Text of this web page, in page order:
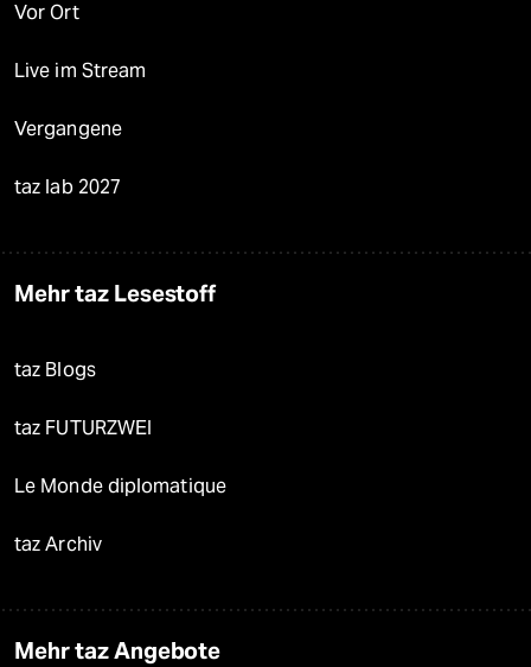
Vor Ort
Live im Stream
Vergangene
taz lab 2027
Mehr taz Lesestoff
taz Blogs
taz FUTURZWEI
Le Monde diplomatique
taz Archiv
Mehr taz Angebote